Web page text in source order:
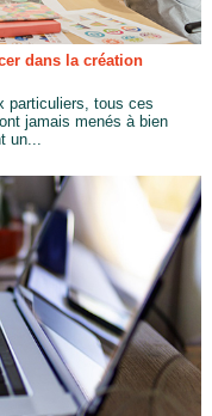
dans la création
particuliers, tous ces
jamais menés à bien
un...